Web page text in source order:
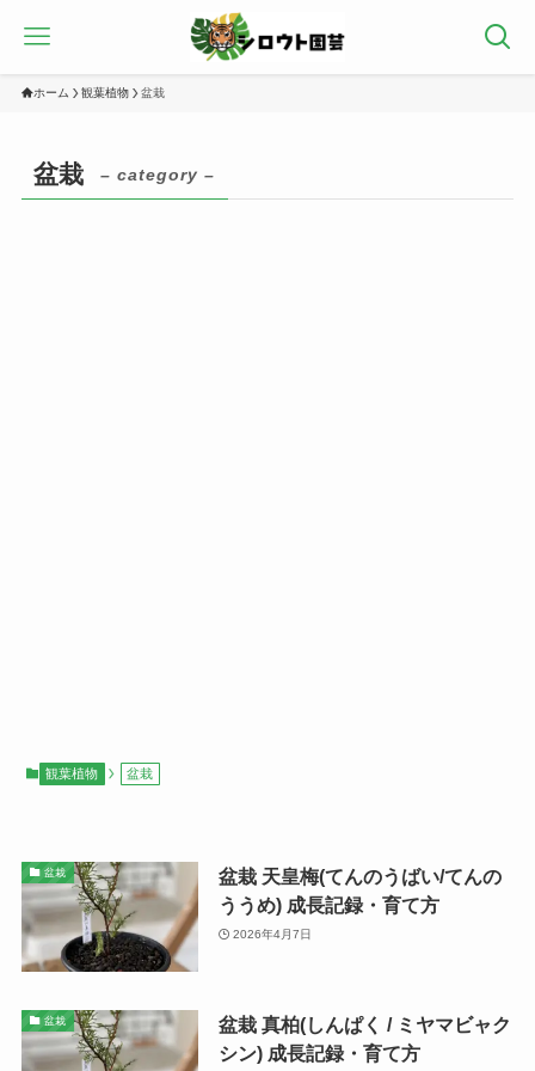
ホーム 観葉植物 盆栽
盆栽 – category –
観葉植物 盆栽
盆栽
盆栽 天皇梅(てんのうばい/てんの
ううめ) 成長記録・育て方
2026年4月7日
盆栽
盆栽 真柏(しんぱく / ミヤマビャク
シン) 成長記録・育て方